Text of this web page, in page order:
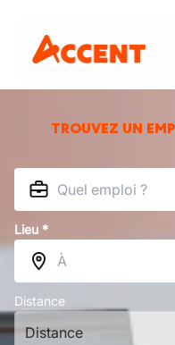
TROUVEZ UN
Lieu *
Distance
Distance